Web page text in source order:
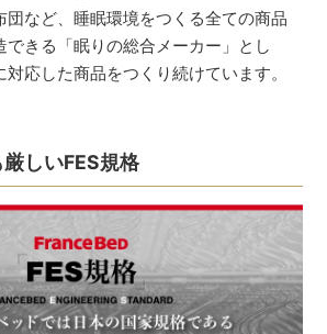
団など、睡眠環境をつくる全ての商品
できる「眠りの総合メーカー」とし
応した商品をつくり続けています。
しいFES規格